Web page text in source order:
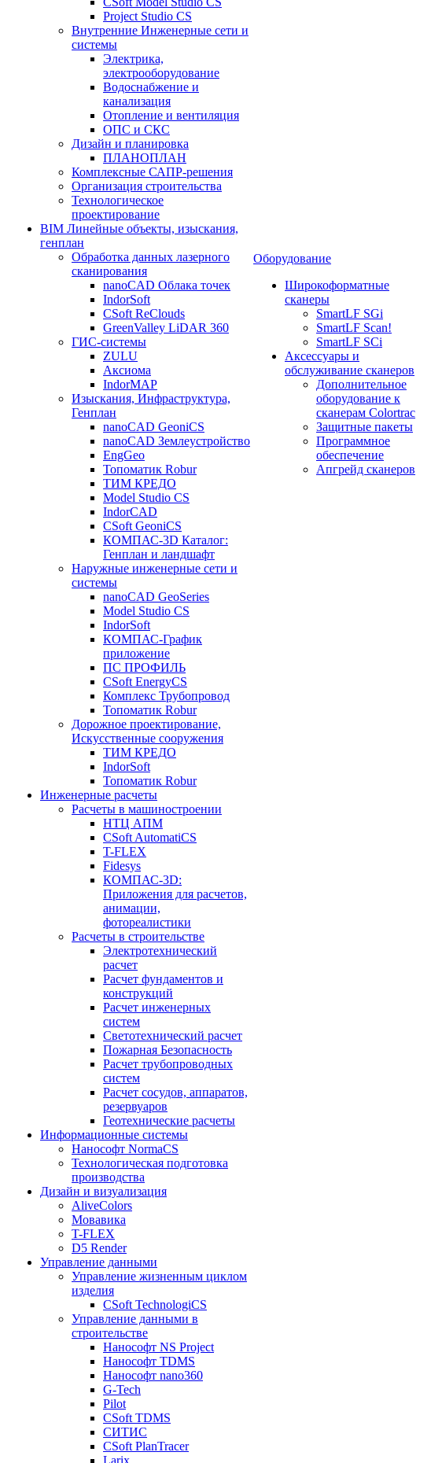
Project Studio CS
Внутренние Инженерные сети и
системы
Электрика,
электрооборудование
Водоснабжение и
канализация
Отопление и вентиляция
ОПС и СКС
Дизайн и планировка
ПЛАНОПЛАН
Комплексные САПР-решения
Организация строительства
Технологическое
проектирование
BIM Линейные объекты, изыскания,
генплан
Обработка данных лазерного
сканирования
nanoCAD Облака точек
IndorSoft
CSoft ReClouds
GreenValley LiDAR 360
ГИС-системы
ZULU
Аксиома
IndorMAP
Изыскания, Инфраструктура,
Генплан
nanoCAD GeoniCS
nanoCAD Землеустройство
EngGeo
Топоматик Robur
ТИМ КРЕДО
Model Studio CS
IndorCAD
CSoft GeoniCS
КОМПАС-3D Каталог:
Генплан и ландшафт
Наружные инженерные сети и
системы
nanoCAD GeoSeries
Model Studio CS
IndorSoft
КОМПАС-График
приложение
ПС ПРОФИЛЬ
CSoft EnergyCS
Комплекс Трубопровод
Топоматик Robur
Дорожное проектирование,
Искусственные сооружения
ТИМ КРЕДО
IndorSoft
Топоматик Robur
Инженерные расчеты
Расчеты в машиностроении
НТЦ АПМ
CSoft AutomatiCS
T-FLEX
Fidesys
КОМПАС-3D:
Приложения для расчетов,
анимации,
фотореалистики
Расчеты в строительстве
Электротехнический
расчет
Расчет фундаментов и
конструкций
Расчет инженерных
систем
Светотехнический расчет
Пожарная Безопасность
Расчет трубопроводных
систем
Расчет сосудов, аппаратов,
резервуаров
Геотехнические расчеты
Информационные системы
Нанософт NormaCS
Технологическая подготовка
производства
Дизайн и визуализация
AliveColors
Мовавика
T-FLEX
D5 Render
Управление данными
Управление жизненным циклом
изделия
CSoft TechnologiCS
Управление данными в
строительстве
Нанософт NS Project
Нанософт TDMS
Нанософт nano360
G-Tech
Pilot
CSoft TDMS
СИТИС
CSoft PlanTracer
Larix
Оборудование
Широкоформатные
сканеры
SmartLF SGi
SmartLF Scan!
SmartLF SCi
Аксессуары и
обслуживание сканеров
Дополнительное
оборудование к
сканерам Colortrac
Защитные пакеты
Программное
обеспечение
Апгрейд сканеров